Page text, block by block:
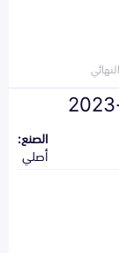
الصنع:
أصلي